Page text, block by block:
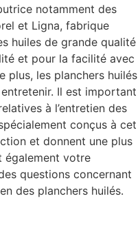
notamment des
et Ligna, fabrique
huiles de grande qualité
et pour la facilité avec
plus, les planchers huilés
Il est important
à l’entretien des
conçus à cet
et donnent une plus
également votre
questions concernant
des planchers huilés.